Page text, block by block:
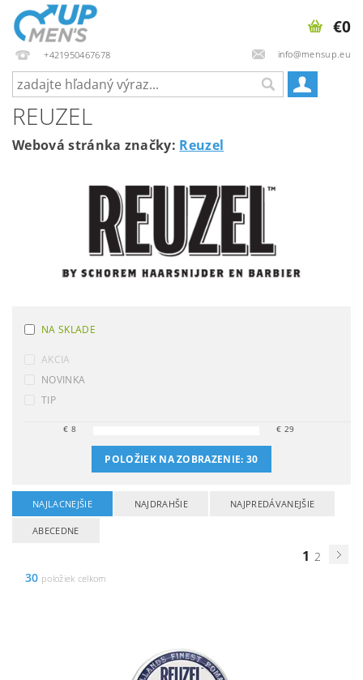
+421950467678 info@mensup.eu
€0
REUZEL
Webová stránka značky: Reuzel
NA SKLADE
AKCIA
NOVINKA
TIP
€8 € 29
POLOŽIEK NA ZOBRAZENIE:30
NAJLACNEJŠIE NAJDRAHŠIE NAJPREDÁVANEJŠIE
ABECEDNE
1 2
30 položiek celkom